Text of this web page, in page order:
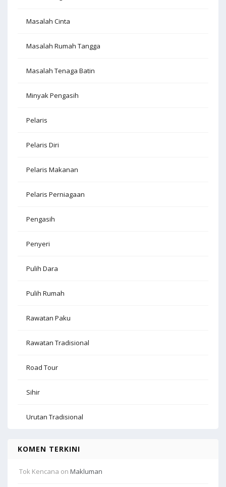
Masalah Cinta
Masalah Rumah Tangga
Masalah Tenaga Batin
Minyak Pengasih
Pelaris
Pelaris Diri
Pelaris Makanan
Pelaris Perniagaan
Pengasih
Penyeri
Pulih Dara
Pulih Rumah
Rawatan Paku
Rawatan Tradisional
Road Tour
Sihir
Urutan Tradisional
KOMEN TERKINI
Tok Kencana on Makluman